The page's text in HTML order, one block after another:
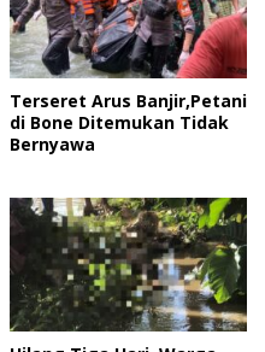
Terseret Arus Banjir,Petani
di Bone Ditemukan Tidak
Bernyawa